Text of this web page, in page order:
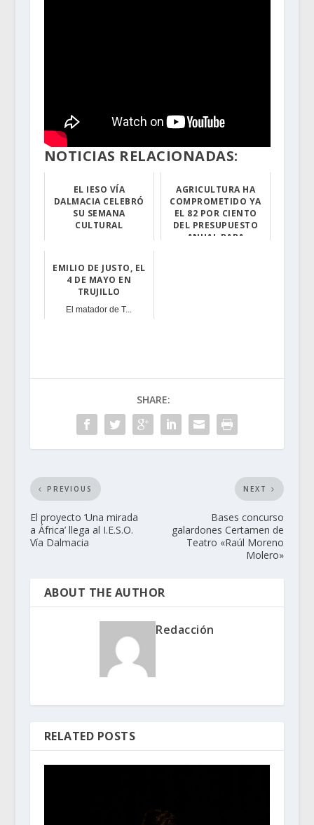
NOTICIAS RELACIONADAS:
EL IESO VÍA
DALMACIA CELEBRÓ
SU SEMANA
CULTURAL
AGRICULTURA HA
COMPROMETIDO YA
EL 82 POR CIENTO
DEL PRESUPUESTO
ANUAL PARA
EMILIO DE JUSTO, EL
4 DE MAYO EN
TRUJILLO
El matador de T...
SHARE:
PREVIOUS
El proyecto ‘Una mirada
a África’ llega al I.E.S.O.
Vía Dalmacia
NEXT
Bases concurso
galardones Certamen de
Teatro «Raúl Moreno
Molero»
ABOUT THE AUTHOR
Redacción
RELATED POSTS